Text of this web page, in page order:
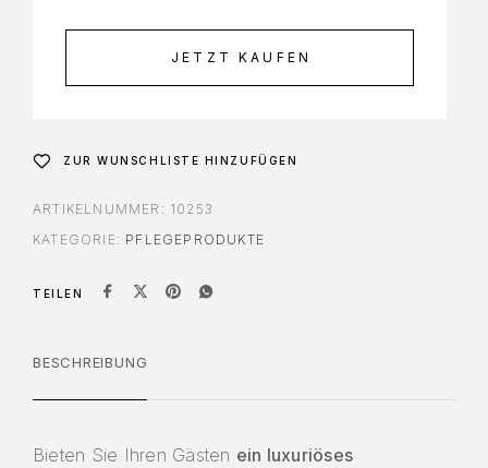
JETZT KAUFEN
ZUR WUNSCHLISTE HINZUFÜGEN
ARTIKELNUMMER: 10253
KATEGORIE: PFLEGEPRODUKTE
TEILEN
BESCHREIBUNG
Bieten Sie Ihren Gästen ein luxuriöses